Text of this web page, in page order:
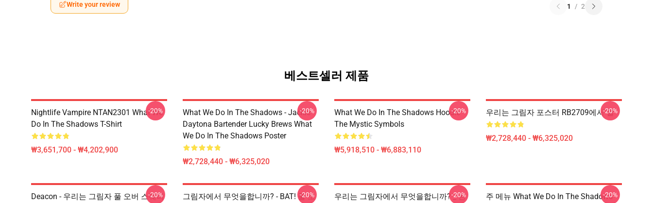
Write your review 1 / 2
베스트셀러 제품
Nightlife Vampire NTAN2301 What We
Do In The Shadows T-Shirt
₩3,651,700 - ₩4,202,900
-20%
What We Do In The Shadows - Jackie
Daytona Bartender Lucky Brews What
We Do In The Shadows Poster
₩2,728,440 - ₩6,325,020
-20%
What We Do In The Shadows Hoodie
The Mystic Symbols
₩5,918,510 - ₩6,883,110
-20% 우리는 그림자 포스터 RB2709에서 할
₩2,728,440 - ₩6,325,020
-20%
Deacon - 우리는 그림자 풀 오버 스웨터
-20%
그림자에서 무엇을합니까? - BAT! 풀 오
-20%
우리는 그림자에서 무엇을합니까? _ 완
-20%
주 메뉴 What We Do In The Shadows
-20%